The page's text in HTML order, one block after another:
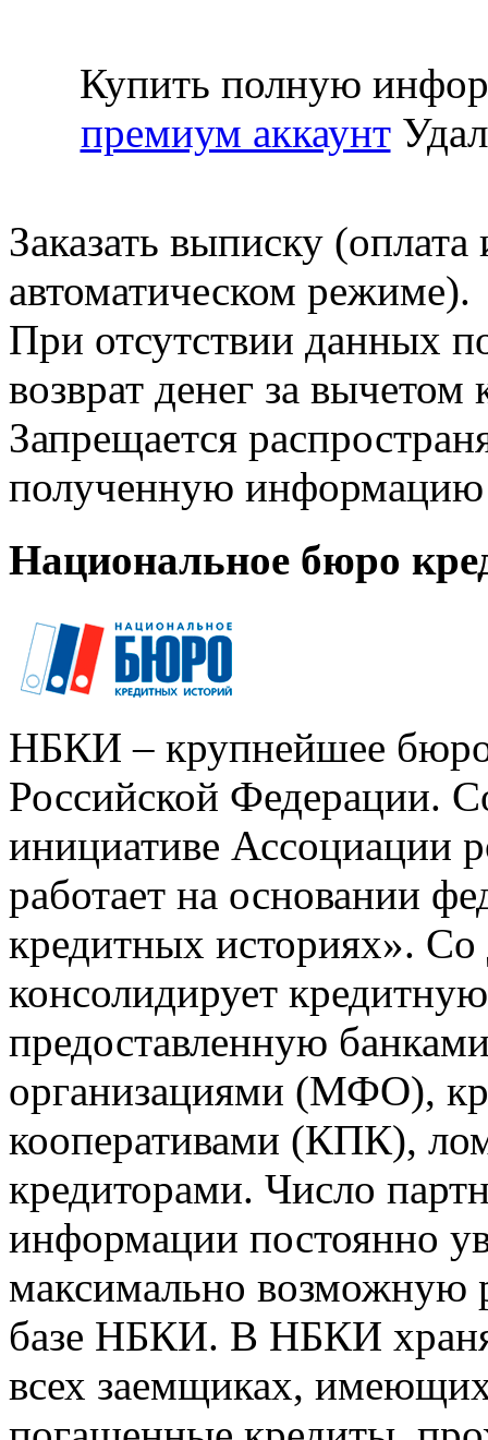
Купить полную
премиум аккаунт
Заказать выписку
автоматическом режиме).
При отсутствии данных
возврат денег за
Запрещается
полученную информацию
Национальное бюро
НБКИ – крупнейшее
Российской Федерации.
инициативе Ассоциации
работает на основании
кредитных историях».
консолидирует
предоставленную
организациями (МФО),
кооперативами (КПК),
кредиторами. Число
информации постоянно
максимально возможную
базе НБКИ. В НБКИ
всех заемщиках,